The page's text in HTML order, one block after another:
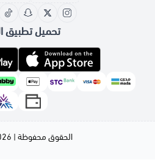
تحميل تطبيق
الحقوق محفوظة | 2026